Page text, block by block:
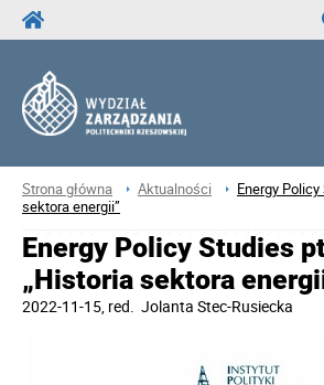
Strona główna Aktualności
Energy
sektora energii”
Energy Policy Studies
„Historia sektora
2022-11-15, red. Jolanta Stec-Rusiecka